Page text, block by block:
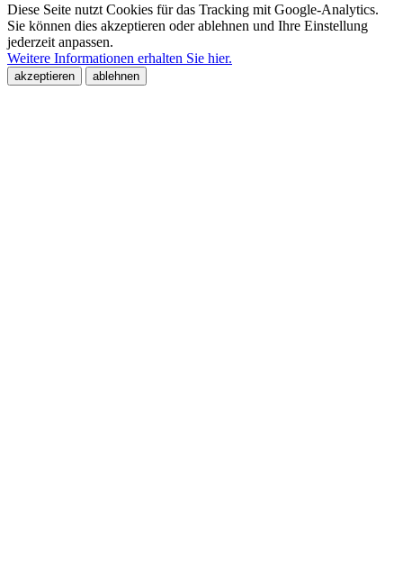
Diese Seite nutzt Cookies für das Tracking mit Google-Analytics.
Sie können dies akzeptieren oder ablehnen und Ihre Einstellung
jederzeit anpassen.
Weitere Informationen erhalten Sie hier.
akzeptieren ablehnen